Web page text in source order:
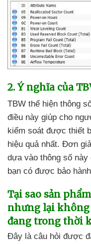
2. Ý nghĩa của
TBW thể hiện thông
điều này giúp cho
kiểm soát được thiết
hiệu quả nhất. Đơn
dựa vào thông số này
bạn có được bảo
Tại sao sản
nhưng lại không
đang trong thời
Đây là câu hỏi được